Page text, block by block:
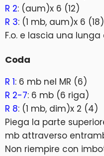
R 2: (aum)x 6 (12)
R 3: (1 mb, aum)x 6 (18)
F.o. e lascia una
Coda
R 1: 6 mb nel MR (6)
R 2-7: 6 mb (6 riga)
R 8: (1 mb, dim)x 2 (4)
Piega la parte
mb attraverso
Non riempire con